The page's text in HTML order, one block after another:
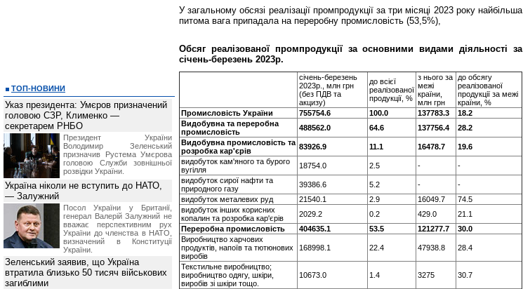
У загальному обсязі реалізації промпродукції за три місяці 2023 року найбільша
питома вага припадала на переробну промисловість (53,5%),
Обсяг реалізованої промпродукції за основними видами діяльності за
січень-березень 2023р.
січень-березень
2023р., млн грн
(без ПДВ та
акцизу)
до всієї
реалізованої
продукції, %
з нього за
межі
країни,
млн грн
до обсягу
реалізованої
продукції за межі
країни, %
Промисловість України
755754.6 100.0 137783.3
18.2
Видобувна та переробна
промисловість
488562.0 64.6 137756.4
28.2
Видобувна промисловість та
розробка кар'єрів
83926.9 11.1 16478.7
19.6
видобуток кам'яного та бурого
вугілля
18754.0 2.5 -
-
видобуток сирої нафти та
природного газу
39386.6 5.2 -
-
видобуток металевих руд
21540.1 2.9 16049.7
74.5
видобуток інших корисних
копалин та розробка кар'єрів
2029.2 0.2 429.0
21.1
Переробна промисловість
404635.1 53.5 121277.7
30.0
Виробництво харчових
продуктів, напоїв та тютюнових
виробів
168998.1 22.4 47938.8 28.4
Текстильне виробництво;
виробництво одягу, шкіри,
виробів зі шкіри тощо.
10673.0 1.4 3275 30.7
ТОП-НОВИНИ
Указ президента: Умєров призначений
головою СЗР, Клименко —
секретарем РНБО
Президент України
Володимир Зеленський
призначив Pустема Умєрова
головою Служби зовнішньої
розвідки України.
Україна ніколи не вступить до НАТО,
— Залужний
Посол України у Британії,
генерал Валерій Залужний не
вважає перспективним рух
України до членства в НАТО,
визначений в Конституції
України.
Зеленський заявив, що Україна
втратила близько 50 тисяч військових
загиблими